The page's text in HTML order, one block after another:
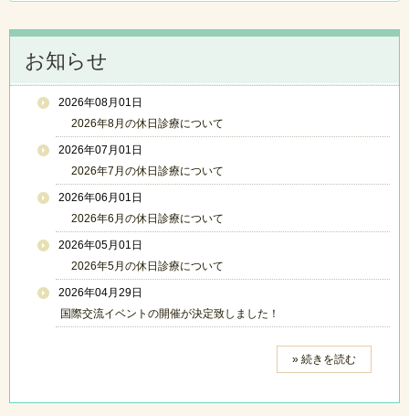
お知らせ
2026年08月01日
2026年8月の休日診療について
2026年07月01日
2026年7月の休日診療について
2026年06月01日
2026年6月の休日診療について
2026年05月01日
2026年5月の休日診療について
2026年04月29日
国際交流イベントの開催が決定致しました！
» 続きを読む